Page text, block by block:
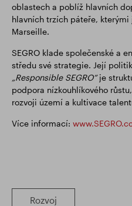
oblastech a poblíž hlavních
hlavních trzích páteře, kterými
Marseille.
SEGRO klade společenské a
středu své strategie. Její
„Responsible SEGRO“je
podpora nízkouhlíkového
rozvoji území a kultivace
Více informací:
Rozvoj